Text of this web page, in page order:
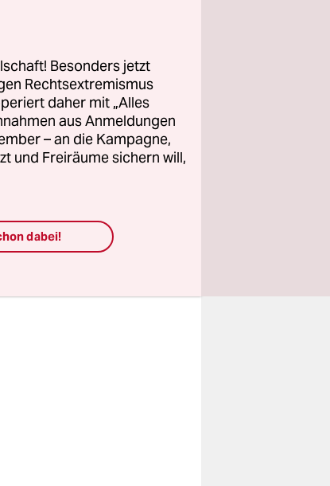
das
Besonders jetzt
Rechtsextremismus
daher mit „Alles
aus Anmeldungen
– an die Kampagne,
und Freiräume sichern will,
dabei!